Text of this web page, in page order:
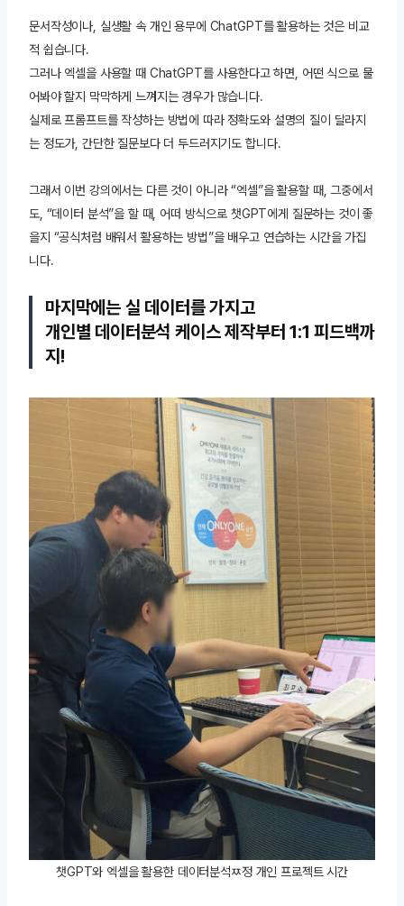
문서작성이나, 실생활 속 개인 용무에 ChatGPT를 활용하는 것은 비교
적 쉽습니다.
그러나 엑셀을 사용할 때 ChatGPT를 사용한다고 하면, 어떤 식으로 물
어봐야 할지 막막하게 느껴지는 경우가 많습니다.
실제로 프롬프트를 작성하는 방법에 따라 정확도와 설명의 질이 달라지
는 정도가, 간단한 질문보다 더 두드러지기도 합니다.
그래서 이번 강의에서는 다른 것이 아니라 “엑셀”을 활용할 때, 그중에서
도, “데이터 분석”을 할 때, 어떠 방식으로 챗GPT에게 질문하는 것이 좋
을지 “공식처럼 배워서 활용하는 방법”을 배우고 연습하는 시간을 가집
니다.
마지막에는 실 데이터를 가지고
개인별 데이터분석 케이스 제작부터 1:1 피드백까
지!
챗GPT와 엑셀을 활용한 데이터분석ㅉ정 개인 프로젝트 시간